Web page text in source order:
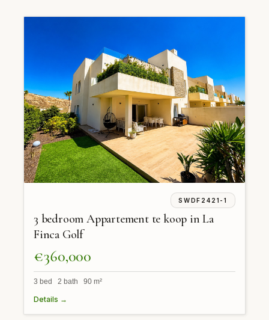
SWDF2421-1
3 bedroom Appartement te koop in La
Finca Golf
€360,000
3 bed 2 bath 90 m²
Details →